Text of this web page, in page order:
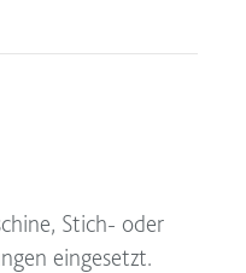
Stich- oder
eingesetzt.